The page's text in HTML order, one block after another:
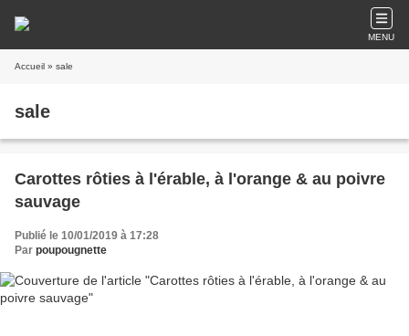
MENU
Accueil » sale
sale
Carottes rôties à l'érable, à l'orange & au poivre
sauvage
Publié le 10/01/2019 à 17:28
Par poupougnette